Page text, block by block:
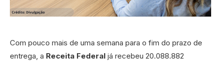
Com pouco mais de uma semana para o fim do prazo de
entrega, a Receita Federal já recebeu 20.088.882